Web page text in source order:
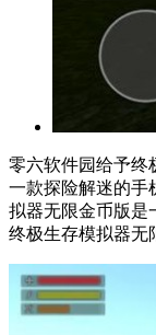
零六软件园给予终
一款探险解迷的手
拟器无限金币版是
终极生存模拟器无